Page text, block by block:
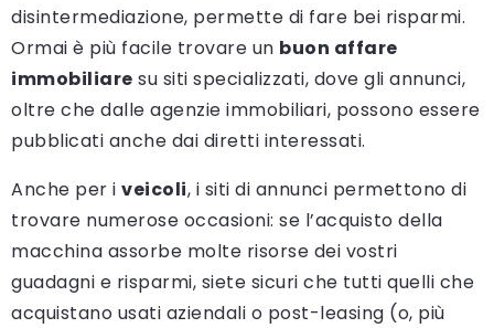
disintermediazione, permette di fare bei risparmi.
Ormai è più facile trovare un buon affare
immobiliare su siti specializzati, dove gli annunci,
oltre che dalle agenzie immobiliari, possono essere
pubblicati anche dai diretti interessati.
Anche per i veicoli, i siti di annunci permettono di
trovare numerose occasioni: se l’acquisto della
macchina assorbe molte risorse dei vostri
guadagni e risparmi, siete sicuri che tutti quelli che
acquistano usati aziendali o post-leasing (o, più